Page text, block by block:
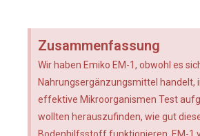
Zusammenfassung
Wir haben Emiko EM-1, obwohl es
Nahrungsergänzungsmittel handelt,
effektive Mikroorganismen Test
wollten herauszufinden, wie gut